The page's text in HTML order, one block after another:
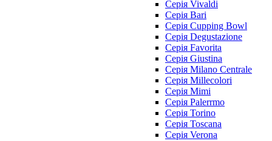
Cерія Vivaldi
Серія Bari
Серія Cupping Bowl
Серія Degustazione
Серія Favorita
Серія Giustina
Серія Milano Centrale
Серія Millecolori
Серія Mimi
Серія Palerrmo
Серія Torino
Серія Toscana
Серія Verona